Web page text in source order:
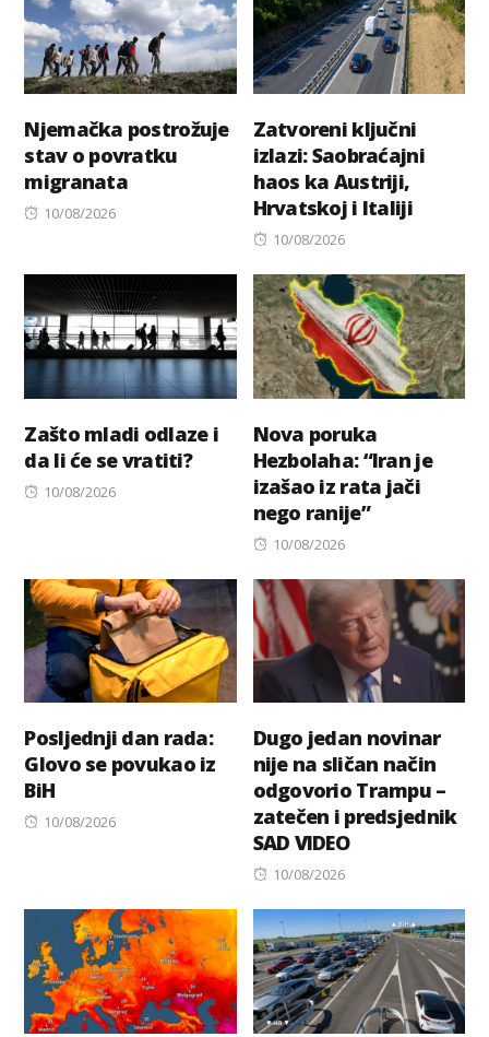
Njemačka postrožuje
stav o povratku
migranata
Posted
10/08/2026
Zatvoreni ključni
izlazi: Saobraćajni
haos ka Austriji,
Hrvatskoj i Italiji
Posted
10/08/2026
Zašto mladi odlaze i
da li će se vratiti?
Posted
10/08/2026
Nova poruka
Hezbolaha: “Iran je
izašao iz rata jači
nego ranije”
Posted
10/08/2026
Posljednji dan rada:
Glovo se povukao iz
BiH
Posted
10/08/2026
Dugo jedan novinar
nije na sličan način
odgovorio Trampu –
zatečen i predsjednik
SAD VIDEO
Posted
10/08/2026